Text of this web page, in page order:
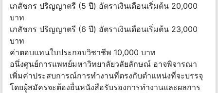
เภสัชกร ปริญญาตรี (5 ปี) อัตราเงินเดือนเริ่มต้น 20,000
บาท
เภสัชกร ปริญญาตรี (6 ปี) อัตราเงินเดือนเริ่มต้น 23,000
บาท
ค่าตอบแทนใบประกอบวิชาชีพ 10,000 บาท
อนึ่งศูนย์การแพทย์มหาวิทยาลัยวลัยลักษณ์ อาจพิจารณา
เพิ่มค่าประสบการณ์การทำงานที่ตรงกับตำแหน่งที่จะบรรจุ
โดยผู้สมัครจะต้องยื่นหนังสือรับรองการทำงานและผลการ